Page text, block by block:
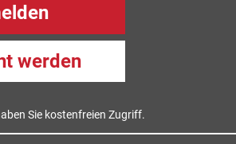
werden
Sie kostenfreien Zugriff.